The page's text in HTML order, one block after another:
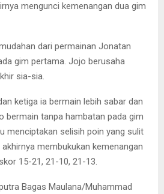
mengunci kemenangan dua gim
dari permainan Jonatan
gim pertama. Jojo berusaha
sia-sia.
ketiga ia bermain lebih sabar dan
bermain tanpa hambatan pada gim
menciptakan selisih poin yang sulit
membukukan kemenangan
15-21, 21-10, 21-13.
Bagas Maulana/Muhammad